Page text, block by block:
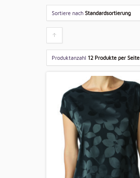
Sortiere nach Standardsortierung
um
die
aufsteigend
sortieren
Produktanzahl 12 Produkte per Seite